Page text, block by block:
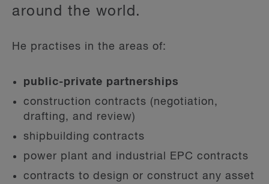
around the world.
He practises in the areas of:
public-private partnerships
construction contracts (negotiation,
drafting, and review)
shipbuilding contracts
power plant and industrial EPC contracts
contracts to design or construct any asset